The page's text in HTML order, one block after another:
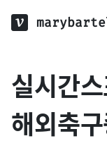
실시간스
해외축